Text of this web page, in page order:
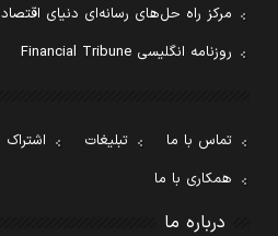
مرکز راه حل‌های رسانه‌ای دنیای اقتصاد
روزنامه انگلیسی Financial Tribune
تماس با ما تبلیغات اشتراک
همکاری با ما
درباره ما